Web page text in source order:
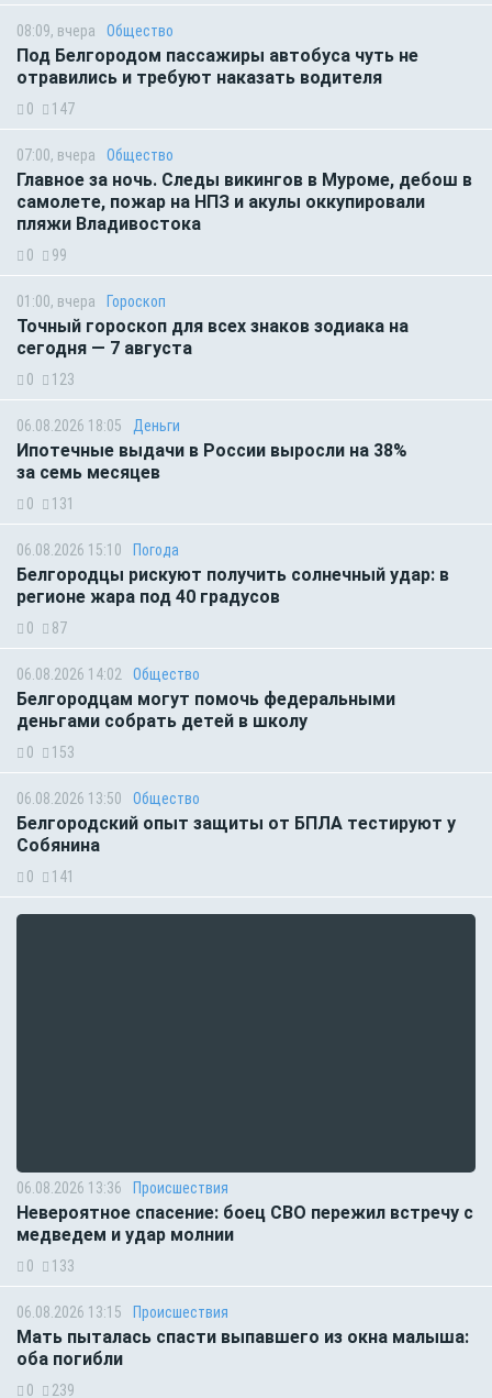
08:09, вчера Общество
Под Белгородом пассажиры автобуса чуть не
отравились и требуют наказать водителя
0 147
07:00, вчера Общество
Главное за ночь. Следы викингов в Муроме, дебош в
самолете, пожар на НПЗ и акулы оккупировали
пляжи Владивостока
0 99
01:00, вчера Гороскоп
Точный гороскоп для всех знаков зодиака на
сегодня — 7 августа
0 123
06.08.2026 18:05 Деньги
Ипотечные выдачи в России выросли на 38%
за семь месяцев
0 131
06.08.2026 15:10 Погода
Белгородцы рискуют получить солнечный удар: в
регионе жара под 40 градусов
0 87
06.08.2026 14:02 Общество
Белгородцам могут помочь федеральными
деньгами собрать детей в школу
0 153
06.08.2026 13:50 Общество
Белгородский опыт защиты от БПЛА тестируют у
Собянина
0 141
06.08.2026 13:36 Происшествия
Невероятное спасение: боец СВО пережил встречу с
медведем и удар молнии
0 133
06.08.2026 13:15 Происшествия
Мать пыталась спасти выпавшего из окна малыша:
оба погибли
0 239